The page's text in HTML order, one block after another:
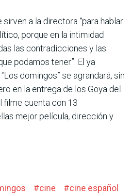
a la directora “para hablar
porque en la intimidad
las contradicciones y las
podamos tener”. El ya
domingos” se agrandará, sin
en la entrega de los Goya del
filme cuenta con 13
mejor película, dirección y
#cine #cine español